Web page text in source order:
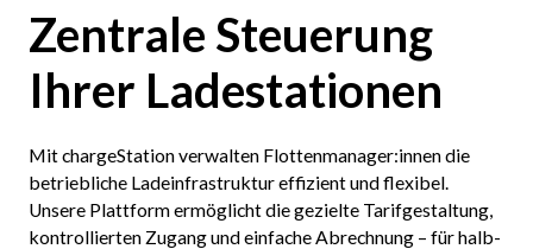
Zentrale Steuerung
Ihrer Ladestationen
Mit chargeStation verwalten Flottenmanager:innen die
betriebliche Ladeinfrastruktur effizient und flexibel.
Unsere Plattform ermöglicht die gezielte Tarifgestaltung,
kontrollierten Zugang und einfache Abrechnung – für halb-